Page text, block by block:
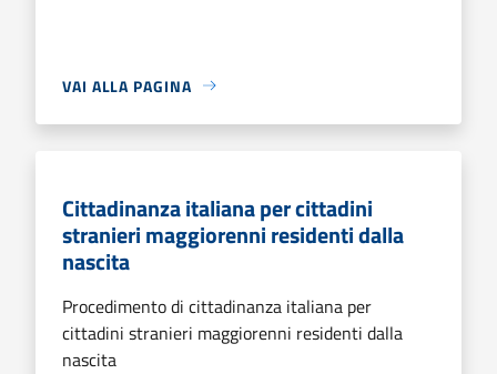
VAI ALLA PAGINA
Cittadinanza italiana per cittadini
stranieri maggiorenni residenti dalla
nascita
Procedimento di cittadinanza italiana per
cittadini stranieri maggiorenni residenti dalla
nascita